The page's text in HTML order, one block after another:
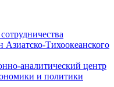
Азиатско-Тихоокеанского
аналитический центр
и политики